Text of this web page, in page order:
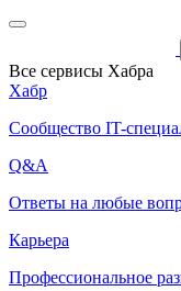
Все сервисы Хабра
Хабр
Сообщество IT-
Q&A
Ответы на любые
Карьера
Профессиональное